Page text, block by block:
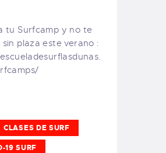
tu Surfcamp y no te
sin plaza este verano :
CLASES DE SURF
19 SURF